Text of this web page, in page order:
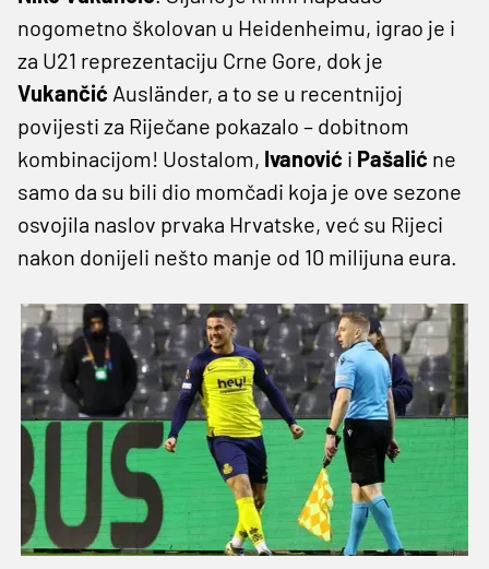
nogometno školovan u Heidenheimu, igrao je i
za U21 reprezentaciju Crne Gore, dok je
Vukančić Ausländer, a to se u recentnijoj
povijesti za Riječane pokazalo – dobitnom
kombinacijom! Uostalom, Ivanović i Pašalić ne
samo da su bili dio momčadi koja je ove sezone
osvojila naslov prvaka Hrvatske, već su Rijeci
nakon donijeli nešto manje od 10 milijuna eura.